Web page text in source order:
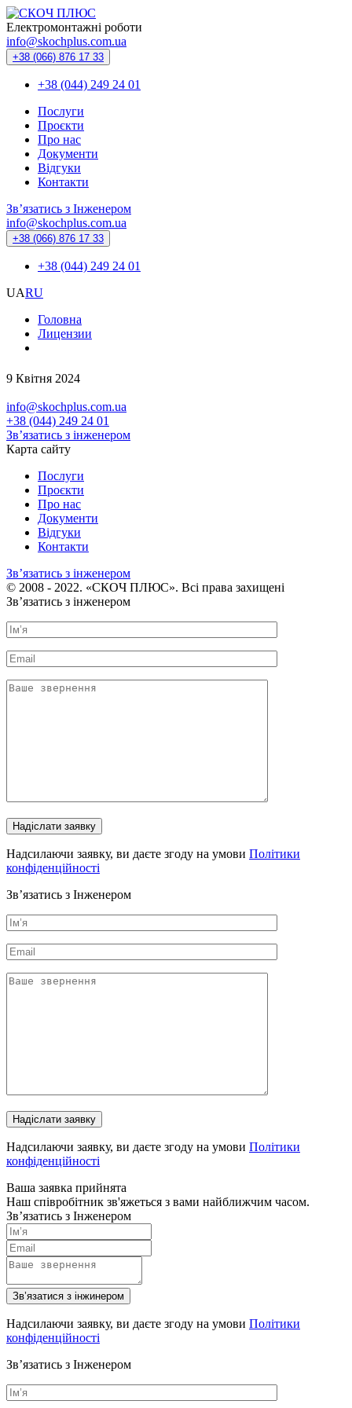
Електромонтажні роботи
info@skochplus.com.ua
+38 (066) 876 17 33
+38 (044) 249 24 01
Послуги
Проєкти
Про нас
Документи
Відгуки
Контакти
Зв’язатись з Інженером
info@skochplus.com.ua
+38 (066) 876 17 33
+38 (044) 249 24 01
UARU
Головна
Лицензии
9 Квітня 2024
info@skochplus.com.ua
+38 (044) 249 24 01
Зв’язатись з інженером
Карта сайту
Послуги
Проєкти
Про нас
Документи
Відгуки
Контакти
Зв’язатись з інженером
© 2008 - 2022. «СКОЧ ПЛЮС». Всі права захищені
Зв’язатись з інженером
Надсилаючи заявку, ви даєте згоду на умови Політики
конфіденційності
Зв’язатись з Інженером
Надсилаючи заявку, ви даєте згоду на умови Політики
конфіденційності
Ваша заявка прийнята
Наш співробітник зв'яжеться з вами найближчим часом.
Зв’язатись з Інженером
Зв’язатися з інжинером
Надсилаючи заявку, ви даєте згоду на умови Політики
конфіденційності
Зв’язатись з Інженером